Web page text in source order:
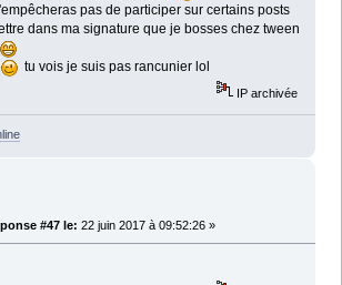
pas de participer sur certains posts
dans ma signature que je bosses chez tween
tu vois je suis pas rancunier lol
IP archivée
#47 le: 22 juin 2017 à 09:52:26 »